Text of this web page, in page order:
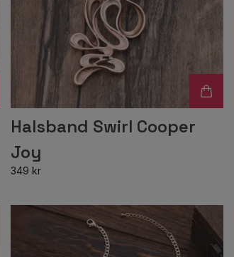
Halsband Swirl Cooper
Joy
349 kr